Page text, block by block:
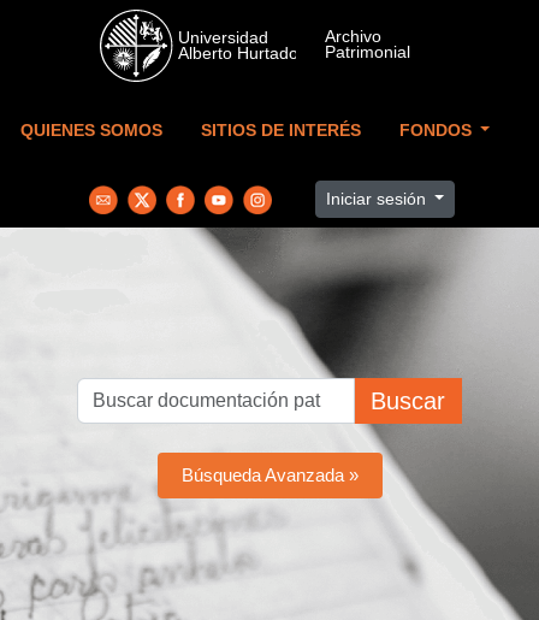
Skip to main content
QUIENES SOMOS SITIOS DE INTERÉS FONDOS
Iniciar sesión
Buscar
Búsqueda Avanzada »